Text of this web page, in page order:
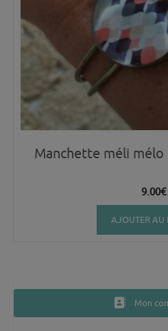
Manchette méli
9.00€
AJOUTER AU
Mon